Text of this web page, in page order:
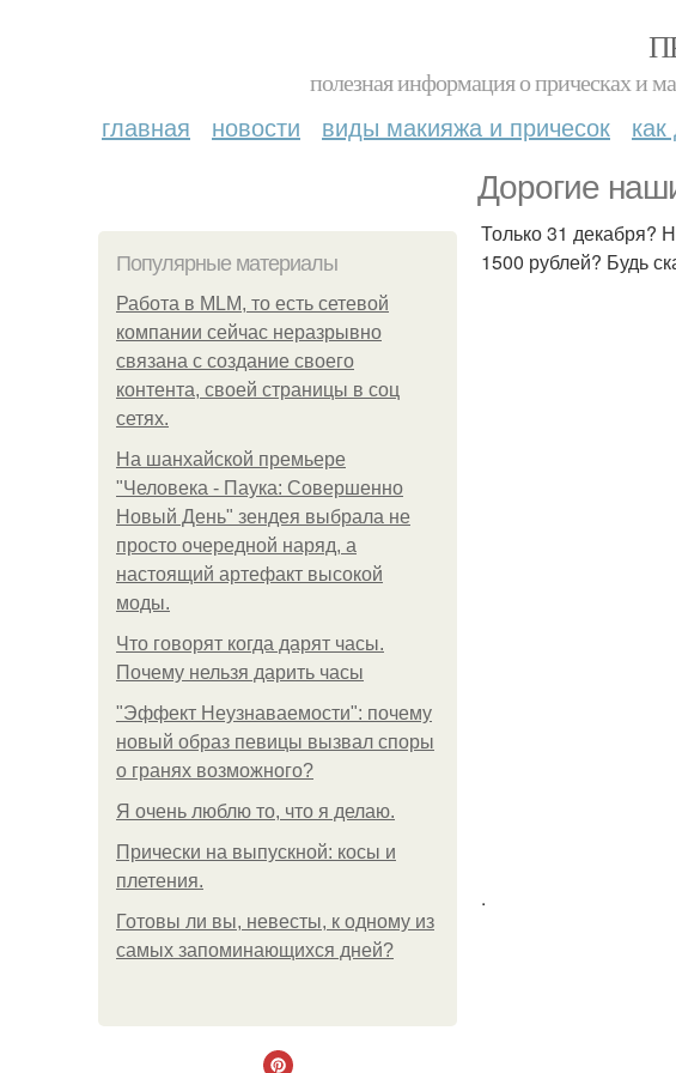
полезная информация о прическах и
главная новости виды макияжа и причесок
Дорогие
Популярные материалы
Работа в MLM, то есть сетевой
компании сейчас неразрывно
связана с создание своего
контента, своей страницы в соц
сетях.
На шанхайской премьере
"Человека - Паука: Совершенно
Новый День" зендея выбрала не
просто очередной наряд, а
настоящий артефакт высокой
моды.
Что говорят когда дарят часы.
Почему нельзя дарить часы
"Эффект Неузнаваемости": почему
новый образ певицы вызвал споры
о гранях возможного?
Я очень люблю то, что я делаю.
Прически на выпускной: косы и
плетения.
Готовы ли вы, невесты, к одному из
самых запоминающихся дней?
Только 31 декабря?
1500 рублей? Будь
.